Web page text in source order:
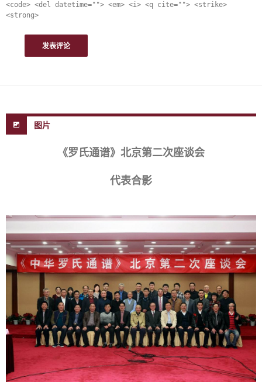
<code> <del datetime=""> <em> <i> <q cite=""> <strike>
<strong>
图片
《罗氏通谱》北京第二次座谈会
代表合影